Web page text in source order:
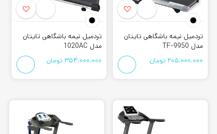
تردمیل نیمه باشگاهی تایتان
مدل TF-9950
205.000.000 تومان
تردمیل نیمه باشگاهی تایتان
مدل 1020AC
354.000.000 تومان